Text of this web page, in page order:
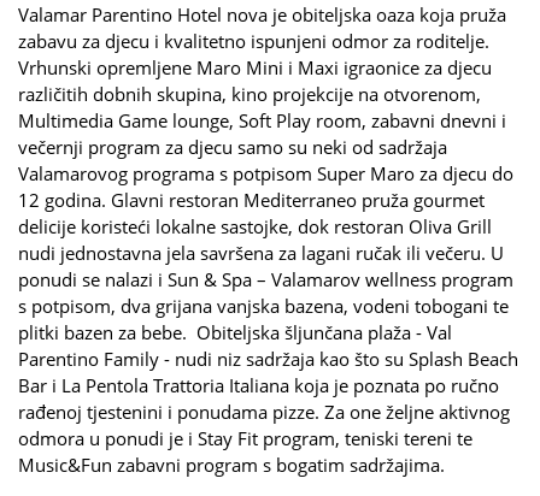
Valamar Parentino Hotel nova je obiteljska oaza koja pruža
zabavu za djecu i kvalitetno ispunjeni odmor za roditelje.
Vrhunski opremljene Maro Mini i Maxi igraonice za djecu
različitih dobnih skupina, kino projekcije na otvorenom,
Multimedia Game lounge, Soft Play room, zabavni dnevni i
večernji program za djecu samo su neki od sadržaja
Valamarovog programa s potpisom Super Maro za djecu do
12 godina. Glavni restoran Mediterraneo pruža gourmet
delicije koristeći lokalne sastojke, dok restoran Oliva Grill
nudi jednostavna jela savršena za lagani ručak ili večeru. U
ponudi se nalazi i Sun & Spa – Valamarov wellness program
s potpisom, dva grijana vanjska bazena, vodeni tobogani te
plitki bazen za bebe. Obiteljska šljunčana plaža - Val
Parentino Family - nudi niz sadržaja kao što su Splash Beach
Bar i La Pentola Trattoria Italiana koja je poznata po ručno
rađenoj tjestenini i ponudama pizze. Za one željne aktivnog
odmora u ponudi je i Stay Fit program, teniski tereni te
Music&Fun zabavni program s bogatim sadržajima.